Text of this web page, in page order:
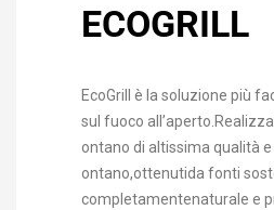
ECOGRILL
EcoGrill è la soluzione più
sul fuoco
ontano di altissima qualità
ontano,ottenutida fonti
completamentenaturale e